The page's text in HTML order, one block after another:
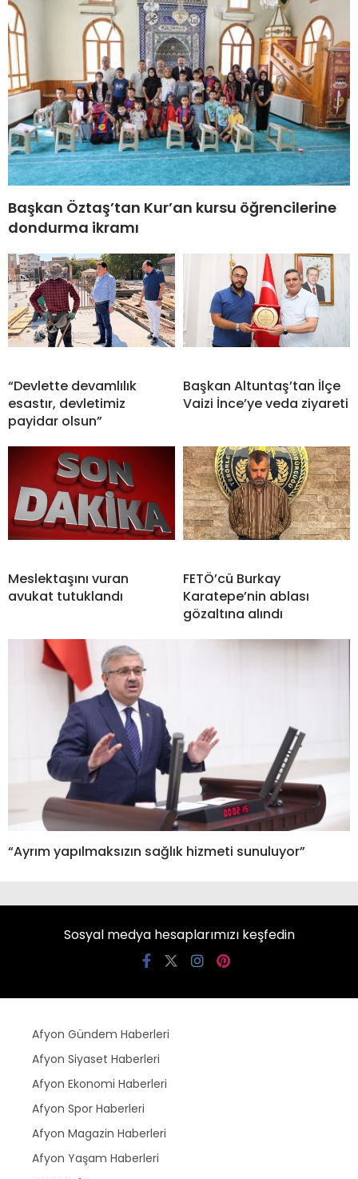
Başkan Öztaş’tan Kur’an kursu öğrencilerine
dondurma ikramı
“Devlette devamlılık
esastır, devletimiz
payidar olsun”
Başkan Altuntaş’tan İlçe
Vaizi İnce’ye veda ziyareti
Meslektaşını vuran
avukat tutuklandı
FETÖ’cü Burkay
Karatepe’nin ablası
gözaltına alındı
“Ayrım yapılmaksızın sağlık hizmeti sunuluyor”
Sosyal medya hesaplarımızı keşfedin
Afyon Gündem Haberleri
Afyon Siyaset Haberleri
Afyon Ekonomi Haberleri
Afyon Spor Haberleri
Afyon Magazin Haberleri
Afyon Yaşam Haberleri